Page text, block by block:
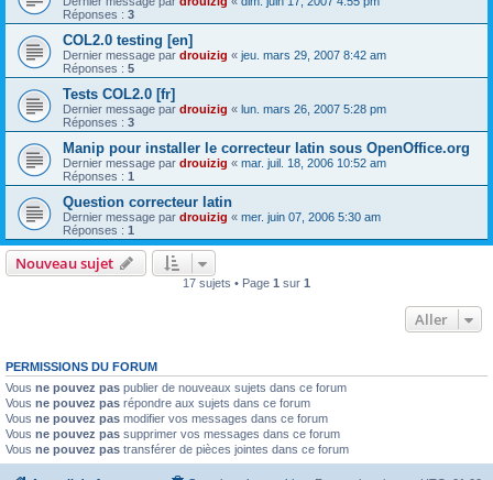
Réponses : 3
COL2.0 testing [en]
Dernier message par drouizig « jeu. mars 29, 2007 8:42 am
Réponses : 5
Tests COL2.0 [fr]
Dernier message par drouizig « lun. mars 26, 2007 5:28 pm
Réponses : 3
Manip pour installer le correcteur latin sous OpenOffice.org
Dernier message par drouizig « mar. juil. 18, 2006 10:52 am
Réponses : 1
Question correcteur latin
Dernier message par drouizig « mer. juin 07, 2006 5:30 am
Réponses : 1
Nouveau sujet
17 sujets • Page 1 sur 1
Aller
PERMISSIONS DU FORUM
Vous ne pouvez pas publier de nouveaux sujets dans ce forum
Vous ne pouvez pas répondre aux sujets dans ce forum
Vous ne pouvez pas modifier vos messages dans ce forum
Vous ne pouvez pas supprimer vos messages dans ce forum
Vous ne pouvez pas transférer de pièces jointes dans ce forum